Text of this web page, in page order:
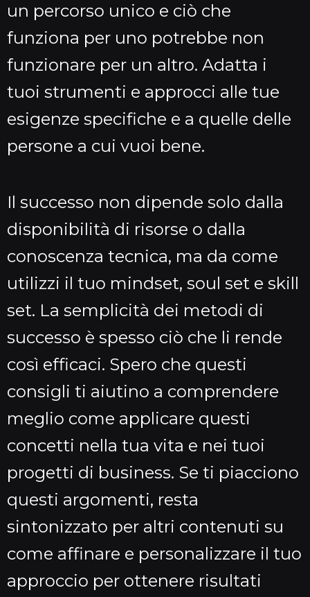
un percorso unico e ciò che
funziona per uno potrebbe non
funzionare per un altro. Adatta i
tuoi strumenti e approcci alle tue
esigenze specifiche e a quelle delle
persone a cui vuoi bene.
Il successo non dipende solo dalla
disponibilità di risorse o dalla
conoscenza tecnica, ma da come
utilizzi il tuo mindset, soul set e skill
set. La semplicità dei metodi di
successo è spesso ciò che li rende
così efficaci. Spero che questi
consigli ti aiutino a comprendere
meglio come applicare questi
concetti nella tua vita e nei tuoi
progetti di business. Se ti piacciono
questi argomenti, resta
sintonizzato per altri contenuti su
come affinare e personalizzare il tuo
approccio per ottenere risultati